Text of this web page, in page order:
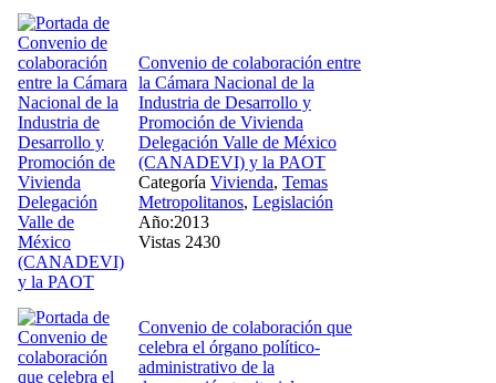
Convenio de colaboración entre
la Cámara Nacional de la
Industria de Desarrollo y
Promoción de Vivienda
Delegación Valle de México
(CANADEVI) y la PAOT
Categoría Vivienda, Temas
Metropolitanos, Legislación
Año:2013
Vistas 2430
Convenio de colaboración que
celebra el órgano político-
administrativo de la